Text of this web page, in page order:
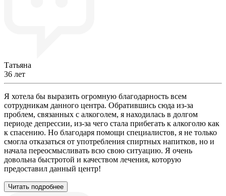
Татьяна
36 лет
Я хотела бы выразить огромную благодарность всем
сотрудникам данного центра. Обратившись сюда из-за
проблем, связанных с алкоголем, я находилась в долгом
периоде депрессии, из-за чего стала прибегать к алкоголю как
к спасению. Но благодаря помощи специалистов, я не только
смогла отказаться от употребления спиртных напитков, но и
начала переосмысливать всю свою ситуацию. Я очень
довольна быстротой и качеством лечения, которую
предоставил данный центр!
Читать подробнее